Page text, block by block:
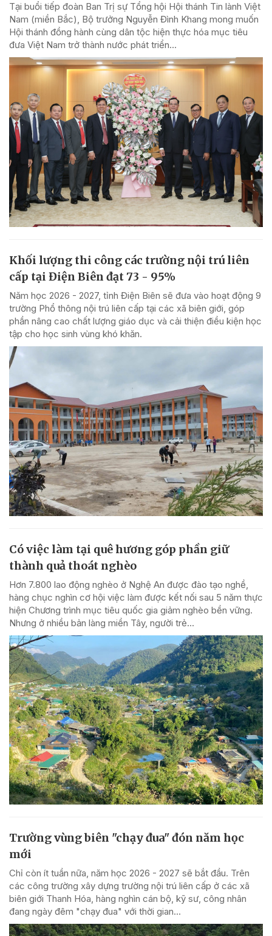
Tại buổi tiếp đoàn Ban Trị sự Tổng hội Hội thánh Tin lành Việt
Nam (miền Bắc), Bộ trưởng Nguyễn Đình Khang mong muốn
Hội thánh đồng hành cùng dân tộc hiện thực hóa mục tiêu
đưa Việt Nam trở thành nước phát triển...
Khối lượng thi công các trường nội trú liên
cấp tại Điện Biên đạt 73 - 95%
Năm học 2026 - 2027, tỉnh Điện Biên sẽ đưa vào hoạt động 9
trường Phổ thông nội trú liên cấp tại các xã biên giới, góp
phần nâng cao chất lượng giáo dục và cải thiện điều kiện học
tập cho học sinh vùng khó khăn.
Có việc làm tại quê hương góp phần giữ
thành quả thoát nghèo
Hơn 7.800 lao động nghèo ở Nghệ An được đào tạo nghề,
hàng chục nghìn cơ hội việc làm được kết nối sau 5 năm thực
hiện Chương trình mục tiêu quốc gia giảm nghèo bền vững.
Nhưng ở nhiều bản làng miền Tây, người trẻ...
Trường vùng biên "chạy đua" đón năm học
mới
Chỉ còn ít tuần nữa, năm học 2026 - 2027 sẽ bắt đầu. Trên
các công trường xây dựng trường nội trú liên cấp ở các xã
biên giới Thanh Hóa, hàng nghìn cán bộ, kỹ sư, công nhân
đang ngày đêm "chạy đua" với thời gian...